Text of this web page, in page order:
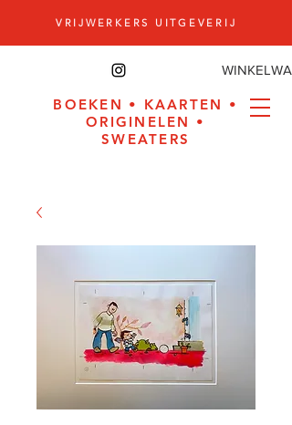
BOEKEN • KAARTEN •
ORIGINELEN •
SWEATERS
VRIJWERKERS UITGEVERIJ